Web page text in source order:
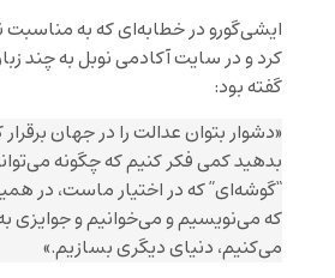
ایشی‌گورو در خطابه‌ای که به مناسبت
کرد و در سایت آکادمی نوبل به چند
گفته بود:
«دشوار بتوان عدالت را در جهان برقرار
بدهید کمی فکر کنیم که چگونه
“گوشه‌ای” که در اختیار ماست، در
که می‌نویسیم و می‌خوانیم و جوایزی
می‌کنیم، دنیای دیگری بسازیم.»